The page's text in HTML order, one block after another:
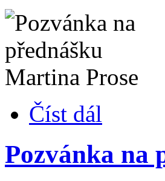
Číst dál
Pozvánka na